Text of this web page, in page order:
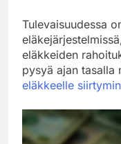
Tulevaisuudessa
eläkkeiden
pysyä ajan tasalla
eläkkeelle